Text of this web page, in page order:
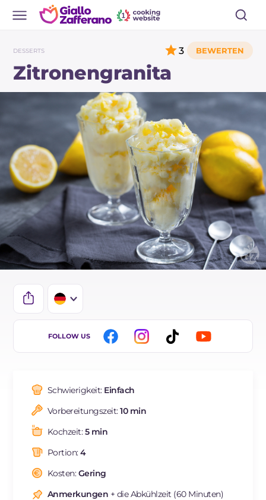
DESSERTS
Zitronengranita
3
IT
FR
BR
NL
FOLLOW US
Schwierigkeit: Einfach
Vorbereitungszeit:10 min
Kochzeit:5 min
Portion:4
Kosten:Gering
Anmerkungen + die Abkühlzeit (60 Minuten)